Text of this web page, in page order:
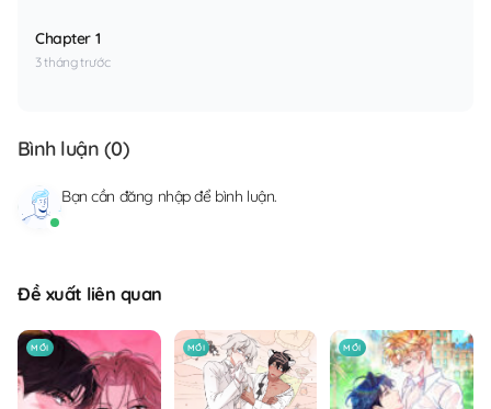
Chapter 1
3 tháng trước
Bình luận (0)
Bạn cần đăng nhậpđể bình luận.
Đề xuất liên quan
MỚI MỚI MỚI